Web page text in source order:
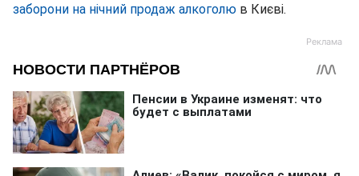
заборони на нічний продаж алкоголю в Києві.